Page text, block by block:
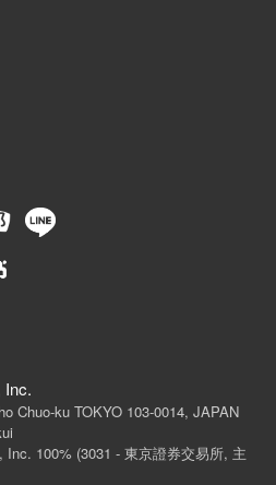
Inc.
Chuo-ku TOKYO 103-0014, JAPAN
Inc. 100% (3031 - 東京證券交易所, 主